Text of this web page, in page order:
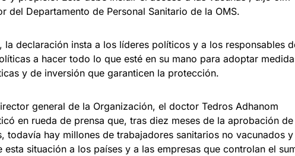
del Departamento de Personal Sanitario de la OMS.
la declaración insta a los líderes políticos y a los responsables
a hacer todo lo que esté en su mano para adoptar
y de inversión que garanticen la protección.
general de la Organización, el doctor Tedros Adhanom
en rueda de prensa que, tras diez meses de la aprobación
todavía hay millones de trabajadores sanitarios no vacunados y
esta situación a los países y a las empresas que controlan el